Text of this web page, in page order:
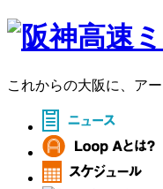
これからの大阪に、ア